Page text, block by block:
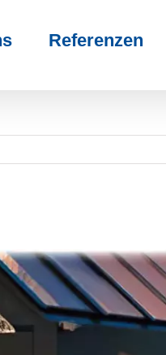
Referenzen